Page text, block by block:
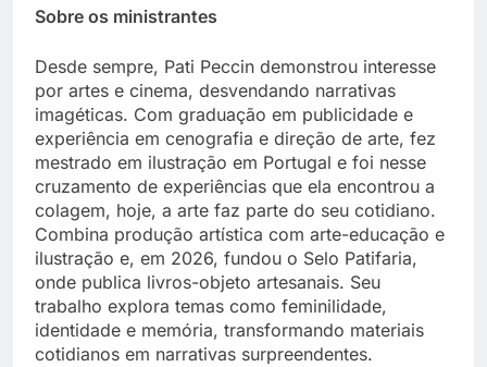
Sobre os ministrantes
Desde sempre, Pati Peccin demonstrou interesse
por artes e cinema, desvendando narrativas
imagéticas. Com graduação em publicidade e
experiência em cenografia e direção de arte, fez
mestrado em ilustração em Portugal e foi nesse
cruzamento de experiências que ela encontrou a
colagem, hoje, a arte faz parte do seu cotidiano.
Combina produção artística com arte-educação e
ilustração e, em 2026, fundou o Selo Patifaria,
onde publica livros-objeto artesanais. Seu
trabalho explora temas como feminilidade,
identidade e memória, transformando materiais
cotidianos em narrativas surpreendentes.